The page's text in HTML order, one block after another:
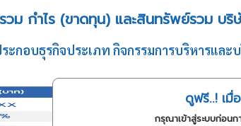
วม กำไร (ขาดทุน) และสินทรัพย์รวม บ
กอบธุรกิจประเภท กิจกรรมการบริหารแล
ดูฟรี..! เมื่
กรุณาเข้าสู่ระบบก่อน